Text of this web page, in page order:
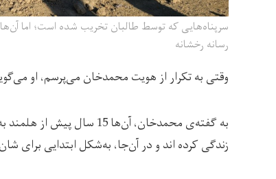
سرپناه‌هایی که توسط طالبان تخریب شده است؛ اما
رسانه رخشانه
وقتی به تکرار از هویت محمدخان می‌پرسم، او
زندگی کرده ‌اند و در آن‌جا، به‌شکل ابتدایی برای